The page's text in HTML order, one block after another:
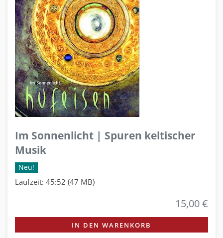
Im Sonnenlicht | Spuren keltischer
Musik
Neu!
Laufzeit: 45:52 (47 MB)
15,00 €
IN DEN WARENKORB